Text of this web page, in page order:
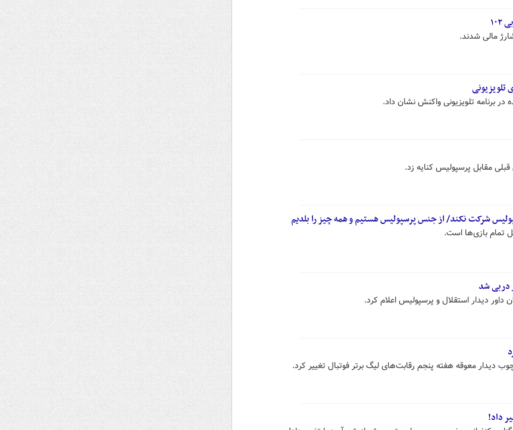
مالی شدند.
برنامه تلویزیونی واکنش نشان داد.
مقابل پرسپولیس کنایه زد.
شرکت نکند/ از جنس پرسپولیس هستیم و همه چیز را بلدیم
تمام بازی‌ها است.
داور دیدار استقلال و پرسپولیس اعلام کرد.
دیدار معوقه هفته پنجم رقابت‌های لیگ برتر فوتبال تغییر کرد.
داد!